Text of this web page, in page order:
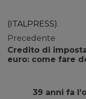
(ITALPRESS).
Precedente
Credito di
euro: come fare
39 anni fa